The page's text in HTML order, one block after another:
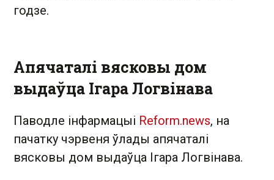
годзе.
Апячаталі вясковы дом
выдаўца Ігара Логвінава
Паводле інфармацыі Reform.news, на
пачатку чэрвеня ўлады апячаталі
вясковы дом выдаўца Ігара Логвінава.